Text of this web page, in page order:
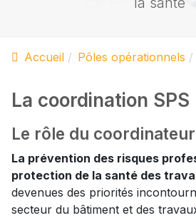
Accueil Pôles opérationnels
La coordination SPS
Le rôle du coordinateur
La prévention des risques
protection de la santé des
devenues des priorités
secteur du bâtiment et des